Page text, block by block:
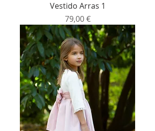
Vestido Arras 1
Precio
79,00 €